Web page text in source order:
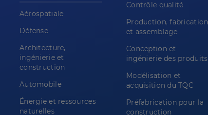
Aérospatiale
Défense
Architecture,
ingénierie et
construction
Automobile
Énergie et ressources
naturelles
Contrôle qualité
Production, fabrication
et assemblage
Conception et
ingénierie des produits
Modélisation et
acquisition du TQC
Préfabrication pour la
construction